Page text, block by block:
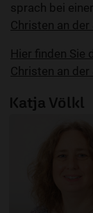
sprach bei
Christen an
Hier finden Sie
Christen an der
Katja Völkl